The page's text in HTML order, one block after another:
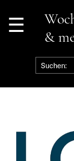
☰
&